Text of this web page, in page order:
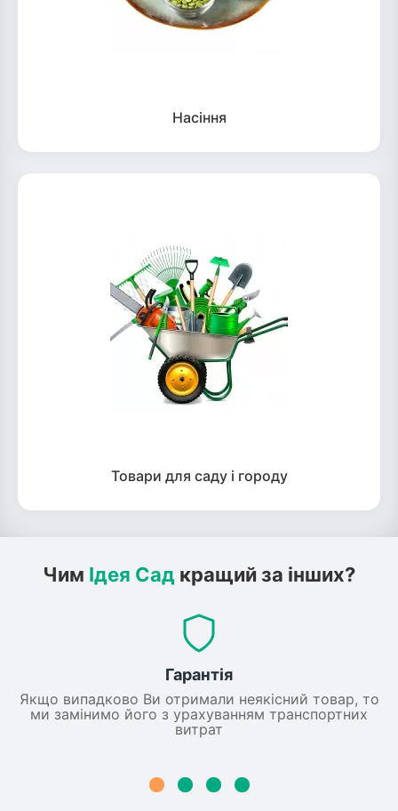
Насіння
Товари для саду і городу
Чим Ідея Сад кращий за інших?
Гарантія
Якщо випадково Ви отримали неякісний товар, то
ми замінимо його з урахуванням транспортних
витрат